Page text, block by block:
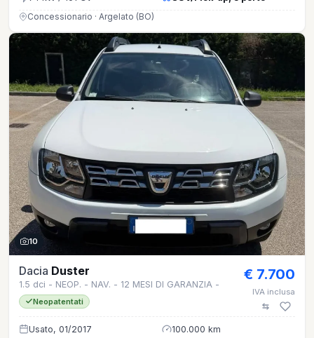
Concessionario · Argelato (BO)
10
Dacia Duster
1.5 dci - NEOP. - NAV. - 12 MESI DI GARANZIA -
Neopatentati
€ 7.700
IVA inclusa
Usato, 01/2017 100.000 km